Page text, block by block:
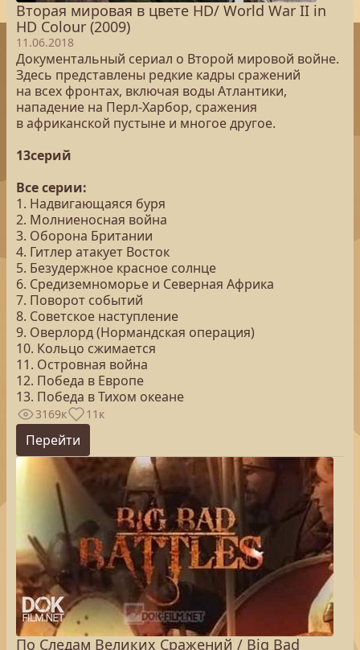
Вторая мировая в цвете HD/ World War II in
HD Colour (2009)
11.06.2018
Документальный сериал о Второй мировой войне.
Здесь представлены редкие кадры сражений
на всех фронтах, включая воды Атлантики,
нападение на Перл-Харбор, сражения
в африканской пустыне и многое другое.
13серий
Все серии:
1. Надвигающаяся буря
2. Молниеносная война
3. Оборона Британии
4. Гитлер атакует Восток
5. Безудержное красное солнце
6. Средиземноморье и Северная Африка
7. Поворот событий
8. Советское наступление
9. Оверлорд (Нормандская операция)
10. Кольцо сжимается
11. Островная война
12. Победа в Европе
13. Победа в Тихом океане
3169к 11к
Перейти
По Следам Великих Сражений / Big Bad